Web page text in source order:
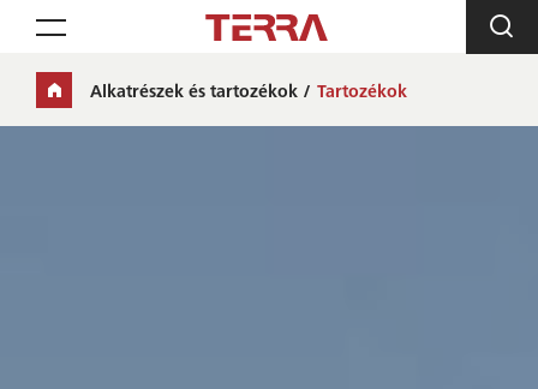
Toggle navigation
Alkatrészek és tartozékok Tartozékok